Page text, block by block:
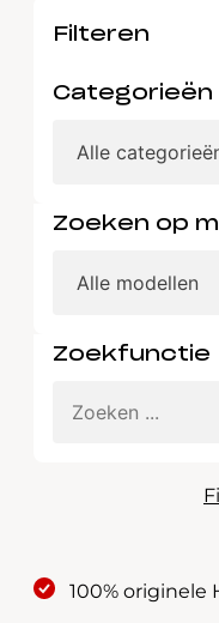
Filteren
Categorieën
Zoeken op
Zoekfunctie
100% originele